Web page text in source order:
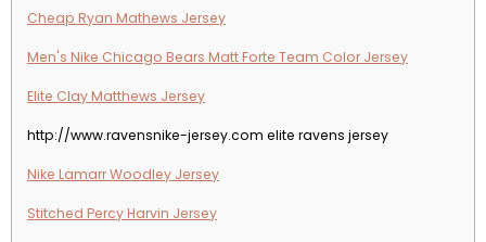
Cheap Ryan Mathews Jersey
Men's Nike Chicago Bears Matt Forte Team Color Jersey
Elite Clay Matthews Jersey
http://www.ravensnike-jersey.com elite ravens jersey
Nike Lamarr Woodley Jersey
Stitched Percy Harvin Jersey